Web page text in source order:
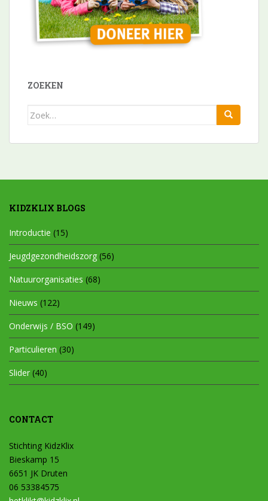
ZOEKEN
Zoek
KIDZKLIX BLOGS
Introductie (15)
Jeugdgezondheidszorg (56)
Natuurorganisaties (68)
Nieuws (122)
Onderwijs / BSO (149)
Particulieren (30)
Slider (40)
CONTACT
Stichting KidzKlix
Bieskamp 15
6651 JK Druten
06 53384575